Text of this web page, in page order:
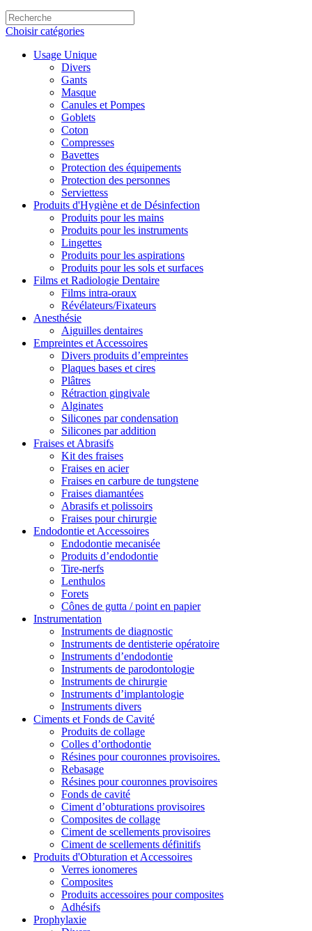
Choisir catégories
Usage Unique
Divers
Gants
Masque
Canules et Pompes
Goblets
Coton
Compresses
Bavettes
Protection des équipements
Protection des personnes
Serviettess
Produits d'Hygiène et de Désinfection
Produits pour les mains
Produits pour les instruments
Lingettes
Produits pour les aspirations
Produits pour les sols et surfaces
Films et Radiologie Dentaire
Films intra-oraux
Révélateurs/Fixateurs
Anesthésie
Aiguilles dentaires
Empreintes et Accessoires
Divers produits d’empreintes
Plaques bases et cires
Plâtres
Rétraction gingivale
Alginates
Silicones par condensation
Silicones par addition
Fraises et Abrasifs
Kit des fraises
Fraises en acier
Fraises en carbure de tungstene
Fraises diamantées
Abrasifs et polissoirs
Fraises pour chirurgie
Endodontie et Accessoires
Endodontie mecanisée
Produits d’endodontie
Tire-nerfs
Lenthulos
Forets
Cônes de gutta / point en papier
Instrumentation
Instruments de diagnostic
Instruments de dentisterie opératoire
Instruments d’endodontie
Instruments de parodontologie
Instruments de chirurgie
Instruments d’implantologie
Instruments divers
Ciments et Fonds de Cavité
Produits de collage
Colles d’orthodontie
Résines pour couronnes provisoires.
Rebasage
Résines pour couronnes provisoires
Fonds de cavité
Ciment d’obturations provisoires
Composites de collage
Ciment de scellements provisoires
Ciment de scellements définitifs
Produits d'Obturation et Accessoires
Verres ionomeres
Composites
Produits accessoires pour composites
Adhésifs
Prophylaxie